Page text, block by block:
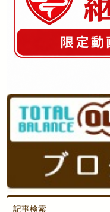
記事検索